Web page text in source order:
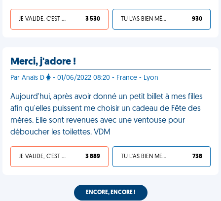
JE VALIDE, C'EST UNE VDM 3 530 TU L'AS BIEN MÉRITÉ 930
Merci, j'adore !
Par Anaïs D - 01/06/2022 08:20 - France - Lyon
Aujourd'hui, après avoir donné un petit billet à mes filles
afin qu'elles puissent me choisir un cadeau de Fête des
mères. Elle sont revenues avec une ventouse pour
déboucher les toilettes. VDM
JE VALIDE, C'EST UNE VDM 3 889 TU L'AS BIEN MÉRITÉ 738
ENCORE, ENCORE !